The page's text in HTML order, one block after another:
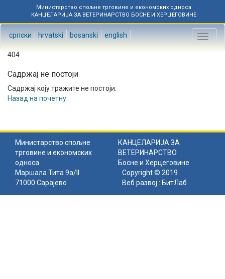
Министарство спољне трговине и економских односа
КАНЦЕЛАРИЈА ЗА ВЕТЕРИНАРСТВО БОСНЕ И ХЕРЦЕГОВИНЕ
српски hrvatski bosanski english
Toggle
404
Садржај не постоји
Садржај коју тражите не постоји.
Назад на почетну
Министарство спољне
трговине и економских
односа
КАНЦЕЛАРИЈА ЗА
ВЕТЕРИНАРСТВО
Босне и Херцеговине
Маршала Тита 9а/II
71000 Сарајево
Copyright © 2019
Веб развој : БитЛаб